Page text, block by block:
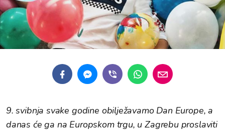
9. svibnja svake godine obilježavamo Dan Europe, a
danas će ga na Europskom trgu, u Zagrebu proslaviti